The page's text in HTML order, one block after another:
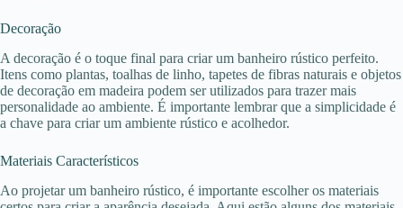
Decoração
A decoração é o toque final para criar um banheiro rústico perfeito.
Itens como plantas, toalhas de linho, tapetes de fibras naturais e objetos
de decoração em madeira podem ser utilizados para trazer mais
personalidade ao ambiente. É importante lembrar que a simplicidade é
a chave para criar um ambiente rústico e acolhedor.
Materiais Característicos
Ao projetar um banheiro rústico, é importante escolher os materiais